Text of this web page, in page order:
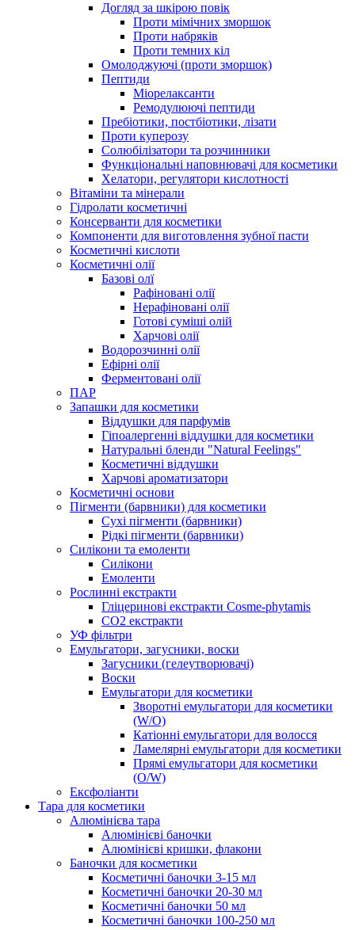
Догляд за шкірою повік
Проти мімічних зморшок
Проти набряків
Проти темних кіл
Омолоджуючі (проти зморшок)
Пептиди
Міорелаксанти
Ремодулюючі пептиди
Пребіотики, постбіотики, лізати
Проти куперозу
Солюбілізатори та розчинники
Функціональні наповнювачі для косметики
Хелатори, регулятори кислотності
Вітаміни та мінерали
Гідролати косметичні
Консерванти для косметики
Компоненти для виготовлення зубної пасти
Косметичні кислоти
Косметичні олії
Базові олї
Рафіновані олії
Нерафіновані олії
Готові суміші олій
Харчові олії
Водорозчинні олії
Ефірні олії
Ферментовані олії
ПАР
Запашки для косметики
Віддушки для парфумів
Гіпоалергенні віддушки для косметики
Натуральні бленди "Natural Feelings"
Косметичні віддушки
Харчові ароматизатори
Косметичні основи
Пігменти (барвники) для косметики
Сухі пігменти (барвники)
Рідкі пігменти (барвники)
Силікони та емоленти
Силікони
Емоленти
Рослинні екстракти
Гліцеринові екстракти Cosme-phytamis
СО2 екстракти
УФ фільтри
Емульгатори, загусники, воски
Загусники (гелеутворювачі)
Воски
Емульгатори для косметики
Зворотні емульгатори для косметики
(W/O)
Катіонні емульгатори для волосся
Ламелярні емульгатори для косметики
Прямі емульгатори для косметики
(O/W)
Ексфоліанти
Тара для косметики
Алюмінієва тара
Алюмінієві баночки
Алюмінієві кришки, флакони
Баночки для косметики
Косметичні баночки 3-15 мл
Косметичні баночки 20-30 мл
Косметичні баночки 50 мл
Косметичні баночки 100-250 мл